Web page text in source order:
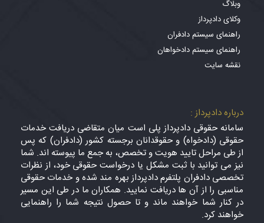
وبلاگ
وکلای دادپرداز
راهنمای سیستم دادفران
راهنمای سیستم دادخواهان
نقشه سایت
درباره دادپرداز :
سامانه حقوقی دادپرداز پلی است میان متقاضی دریافت خدمات
حقوقی (دادخواه) و حقوقدانان برجسته کشور (دادفران) که پس
از طی مراحل تایید هویت و تخصص، به جمع ما پیوسته اند. شما
نیز می توانید با ثبت مشکل یا درخواست حقوقی خود، از نظرات
تخصصی دادفران پلتفرم دادپرداز بهره مند شده و خدمات حقوقی
مناسبی را از آن ها دریافت نمایید. همکاران ما در طی این مسیر
در کنار شما خواهند ماند و تا حصول نتیجه شما را راهنمایی
خواهند کرد.